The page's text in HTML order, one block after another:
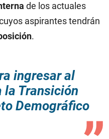
de los actuales
aspirantes tendrán
.
ingresar al
Transición
Demográfico